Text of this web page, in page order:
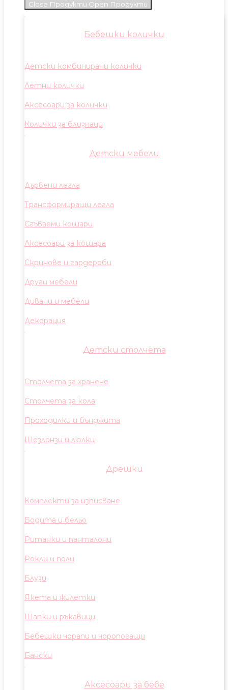
Close Продукти Open Продукти
Бебешки колички
Детски комбинирани колички
Летни колички
Аксесоари за колички
Колички за близнаци
Детски мебели
Дървени легла
Трансформиращи легла
Сгъваеми кошари
Аксесоари за кошара
Скринове и гардероби
Други мебели
Дивани и мебели
Декорация
Детски столчета
Столчета за хранене
Столчета за кола
Проходилки и бънджита
Шезлонзи и люлки
Дрешки
Комплекти за изписване
Бодита и бельо
Ританки и панталони
Рокли и поли
Блузи
Якета и жилетки
Шапки и ръкавици
Бебешки чорапи и чоропогащи
Бански
Аксесоари за бебе